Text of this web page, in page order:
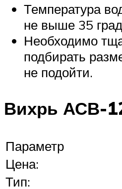
Температура
не выше 35
Необходимо
подбирать
не подойти.
Вихрь АСВ-
Параметр
Цена:
Тип: